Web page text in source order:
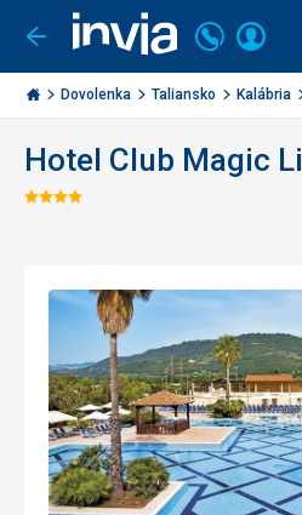
Ísť
späť
Invia.sk
Volajte
+421
2
3221
Dovolenka Taliansko Kalábria
Hotel Club Magic
Hodnotenie: